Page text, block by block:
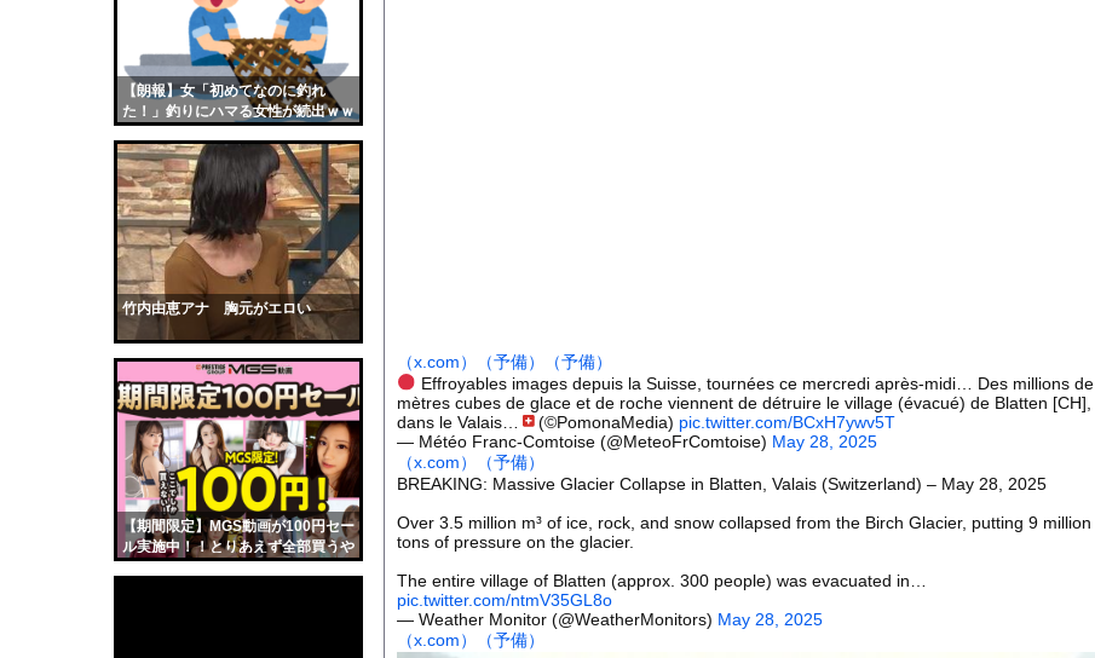
【朗報】女「初めてなのに釣れ
た！」釣りにハマる女性が続出ｗｗ
竹内由恵アナ 胸元がエロい
【期間限定】MGS動画が100円セー
ル実施中！！とりあえず全部買うや
赤ちゃんがハンモックで寝ていた。淡々と静かに作業中 → 無心な労働者の顔はこちらです...
ピューリッツァー賞学者が警告する「2050年、文明崩壊」のシナリオとは？核戦争でも疫...
全く泳げない人がウォータースライダーをやるとこうなる
【動画】サーフィンでチューブライディング、チューブの中からの映像が凄い
韓国人「安貞桓が韓国代表に激怒！『惨憺たる結果、徹底的な刷新が必要だ』と監督や協会を...
ケンタッキーとか言う唐揚げ屋ｗｗｗｗｗ
【画像】このAVが性癖ブッ刺さりで精子ドクドク作られるわｗｗｗｗ
【悲報】味噌ラーメンで行列、出来ない
（x.com） （予備）
（予備）
Effroyables images depuis la Suisse, tournées ce mercredi après-midi… Des millions de
mètres cubes de glace et de roche viennent de détruire le village (évacué) de Blatten [CH],
dans le Valais…
(©PomonaMedia) pic.twitter.com/BCxH7ywv5T
— Météo Franc-Comtoise (@MeteoFrComtoise) May 28, 2025
（x.com）
（予備）
BREAKING: Massive Glacier Collapse in Blatten, Valais (Switzerland) – May 28, 2025
Over 3.5 million m³ of ice, rock, and snow collapsed from the Birch Glacier, putting 9 million
tons of pressure on the glacier.
The entire village of Blatten (approx. 300 people) was evacuated in…
pic.twitter.com/ntmV35GL8o
— Weather Monitor (@WeatherMonitors) May 28, 2025
（x.com）
（予備）